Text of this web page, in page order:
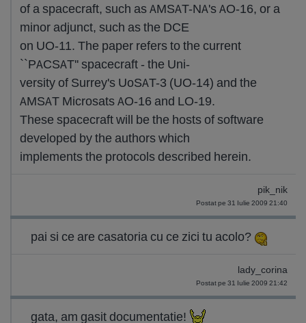
of a spacecraft, such as AMSAT-NA's AO-16, or a
minor adjunct, such as the DCE
on UO-11. The paper refers to the current
``PACSAT'' spacecraft - the Uni-
versity of Surrey's UoSAT-3 (UO-14) and the
AMSAT Microsats AO-16 and LO-19.
These spacecraft will be the hosts of software
developed by the authors which
implements the protocols described herein.
pik_nik
Postat pe 31 Iulie 2009 21:40
pai si ce are casatoria cu ce zici tu acolo?
lady_corina
Postat pe 31 Iulie 2009 21:42
gata, am gasit documentatie!